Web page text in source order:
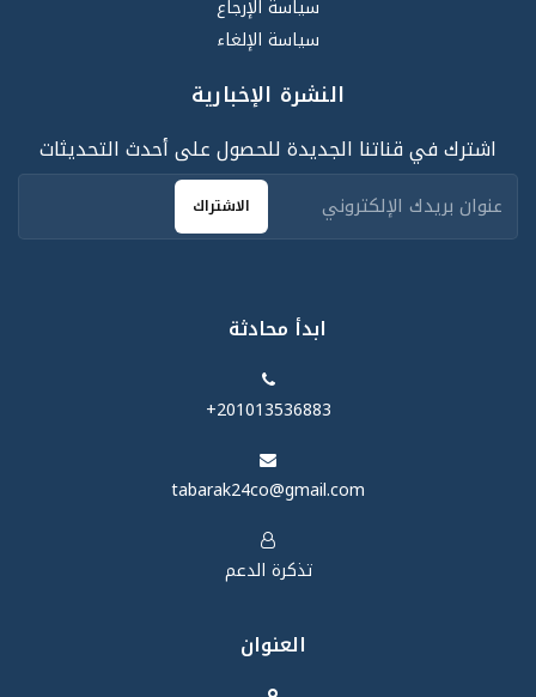
سياسة الإرجاع
سياسة الإلغاء
النشرة الإخبارية
اشترك في قناتنا الجديدة للحصول على أحدث التحديثات
الاشتراك
ابدأ محادثة
‪+201013536883‬
tabarak24co@gmail.com
تذكرة الدعم
العنوان